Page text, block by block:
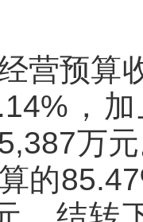
营预算
，
万
的